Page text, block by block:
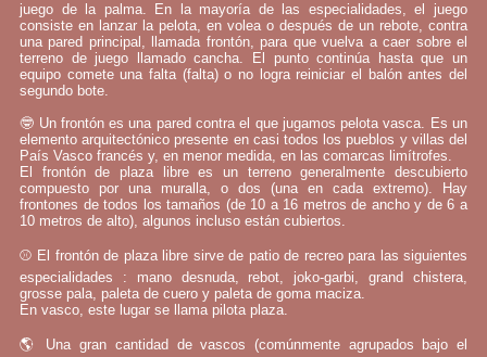
juego de la palma. En la mayoría de las especialidades, el juego
consiste en lanzar la pelota, en volea o después de un rebote, contra
una pared principal, llamada frontón, para que vuelva a caer sobre el
terreno de juego llamado cancha. El punto continúa hasta que un
equipo comete una falta (falta) o no logra reiniciar el balón antes del
segundo bote.
🤓 Un frontón es una pared contra el que jugamos pelota vasca. Es un
elemento arquitectónico presente en casi todos los pueblos y villas del
País Vasco francés y, en menor medida, en las comarcas limítrofes.
El frontón de plaza libre es un terreno generalmente descubierto
compuesto por una muralla, o dos (una en cada extremo). Hay
frontones de todos los tamaños (de 10 a 16 metros de ancho y de 6 a
10 metros de alto), algunos incluso están cubiertos.
⚾ El frontón de plaza libre sirve de patio de recreo para las siguientes
especialidades : mano desnuda, rebot, joko-garbi, grand chistera,
grosse pala, paleta de cuero y paleta de goma maciza.
En vasco, este lugar se llama pilota plaza.
🌎 Una gran cantidad de vascos (comúnmente agrupados bajo el